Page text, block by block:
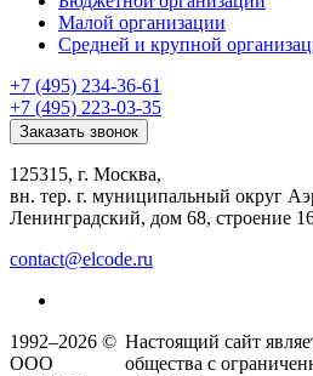
Малой организации
Средней и крупной
+7 (495) 234-36-61
+7 (495) 223-03-35
Заказать звонок
125315, г. Москва,
вн. тер. г. муниципальный округ
Ленинградский, дом 68, строение
contact@elcode.ru
1992–2026 ©
ООО
Настоящий сайт
общества с